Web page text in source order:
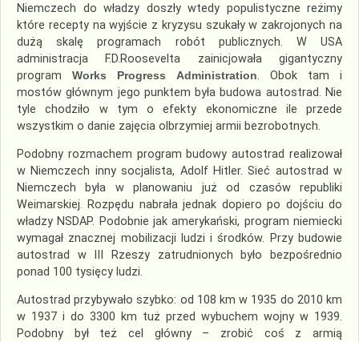
Niemczech do władzy doszły wtedy populistyczne reżimy
które recepty na wyjście z kryzysu szukały w zakrojonych na
dużą skalę programach robót publicznych. W USA
administracja F.D.Roosevelta zainicjowała gigantyczny
programWorks Progress Administration. Obok tam i
mostów głównym jego punktem była budowa autostrad. Nie
tyle chodziło w tym o efekty ekonomiczne ile przede
wszystkim o danie zajęcia olbrzymiej armii bezrobotnych.
Podobny rozmachem program budowy autostrad realizował
w Niemczech inny socjalista, Adolf Hitler. Sieć autostrad w
Niemczech była w planowaniu już od czasów republiki
Weimarskiej. Rozpędu nabrała jednak dopiero po dojściu do
władzy NSDAP. Podobnie jak amerykański, program niemiecki
wymagał znacznej mobilizacji ludzi i środków. Przy budowie
autostrad w III Rzeszy zatrudnionych było bezpośrednio
ponad 100 tysięcy ludzi.
Autostrad przybywało szybko: od 108 km w 1935 do 2010 km
w 1937 i do 3300 km tuż przed wybuchem wojny w 1939.
Podobny był też cel główny – zrobić coś z armią